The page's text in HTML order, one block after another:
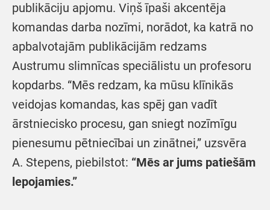
publikāciju apjomu. Viņš īpaši akcentēja
komandas darba nozīmi, norādot, ka katrā no
apbalvotajām publikācijām redzams
Austrumu slimnīcas speciālistu un profesoru
kopdarbs. “Mēs redzam, ka mūsu klīnikās
veidojas komandas, kas spēj gan vadīt
ārstniecisko procesu, gan sniegt nozīmīgu
pienesumu pētniecībai un zinātnei,” uzsvēra
A. Stepens, piebilstot: “Mēs ar jums patiešām
lepojamies.”